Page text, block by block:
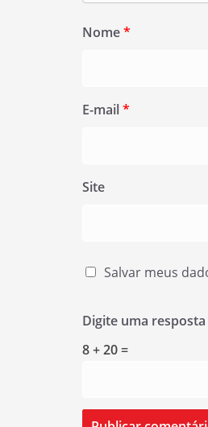
Nome*
E-mail*
Site
Salvar meus
Digite uma
8 + 20 =